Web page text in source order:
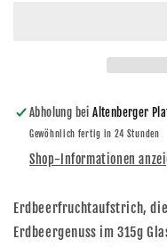
315g
315g
Abholung beiAltenberger
Gewöhnlich fertig in 24 Stunden
Shop-Informationen
Erdbeerfruchtaufstrich,
Erdbeergenuss im 315g